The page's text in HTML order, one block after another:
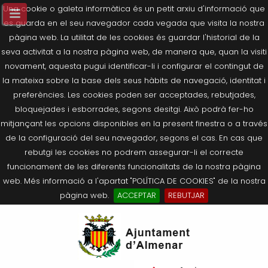
Una cookie o galeta informàtica és un petit arxiu d'informació que
es guarda en el seu navegador cada vegada que visita la nostra
pàgina web. La utilitat de les cookies és guardar l'historial de la
seva activitat a la nostra pàgina web, de manera que, quan la visiti
novament, aquesta pugui identificar-li i configurar el contingut de
la mateixa sobre la base dels seus hàbits de navegació, identitat i
preferències. Les cookies poden ser acceptades, rebutjades,
bloquejades i esborrades, segons desitgi. Això podrà fer-ho
mitjançant les opcions disponibles en la present finestra o a través
de la configuració del seu navegador, segons el cas. En cas que
rebutgi les cookies no podrem assegurar-li el correcte
funcionament de les diferents funcionalitats de la nostra pàgina
web. Més informació a l'apartat "POLÍTICA DE COOKIES" de la nostra
pàgina web.
ACCEPTAR
REBUTJAR
Salutació de l’Alcaldessa
Composició Consistori
Agricultura, Ramaderia i Medi
Què és la Seu Electrònica?
Últimes publicacions